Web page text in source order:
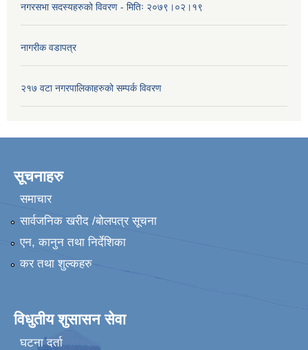
नगरसभा सदस्यहरुको विवरण - मितिः २०७९।०२।१९
नागरीक वडापत्र
२१७ वटा नगरपालिकाहरुको सम्पर्क विवरण
सूचनाहरु
समाचार
सार्वजनिक खरीद /बोलपत्र सूचना
एन, कानुन तथा निर्देशिका
कर तथा शुल्कहरु
विधुतीय शुसासन सेवा
घटना दर्ता